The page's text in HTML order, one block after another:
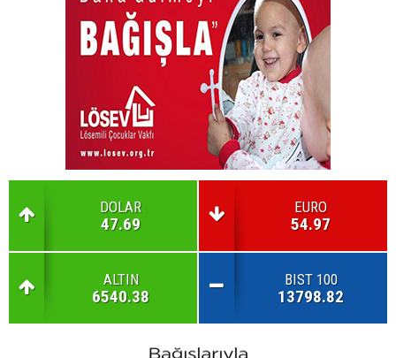
DOLAR
47.69
EURO
54.97
ALTIN
6540.38
BIST 100
13798.82